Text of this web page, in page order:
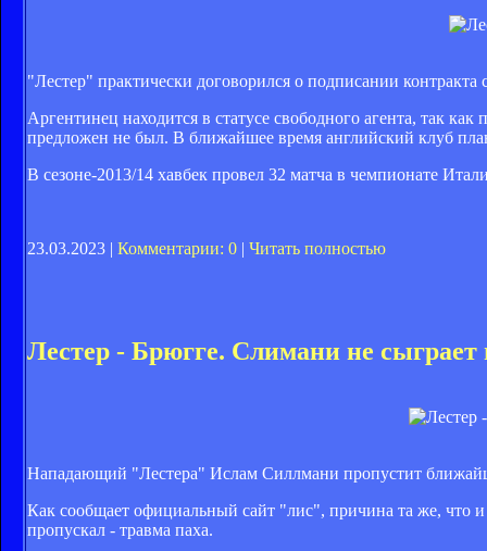
"Лестер" практически договорился о подписании
Аргентинец находится в статусе свободного агента, так
предложен не был. В ближайшее время английский клуб
В сезоне-2013/14 хавбек провел 32 матча в чемпионате
23.03.2023 | Комментарии: 0 | Читать полностью
Лестер - Брюгге. Слимани не сыграет
Нападающий "Лестера" Ислам Силлмани пропустит
Как сообщает официальный сайт "лис", причина та же, что
пропускал - травма паха.